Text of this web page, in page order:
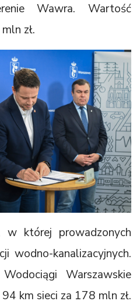
Wawra. Wartość
zł.
w której prowadzonych
wodno-kanalizacyjnych.
Warszawskie
km sieci za 178 mln zł.